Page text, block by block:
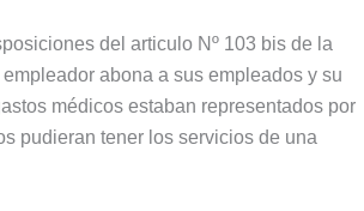
del articulo Nº 103 bis de la
abona a sus empleados y su
médicos estaban representados por
pudieran tener los servicios de una